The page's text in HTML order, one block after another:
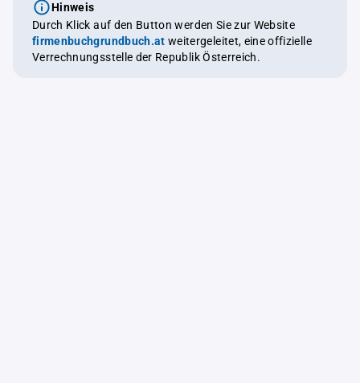
Hinweis
Durch Klick auf den Button werden Sie zur Website
firmenbuchgrundbuch.at weitergeleitet, eine offizielle
Verrechnungsstelle der Republik Österreich.